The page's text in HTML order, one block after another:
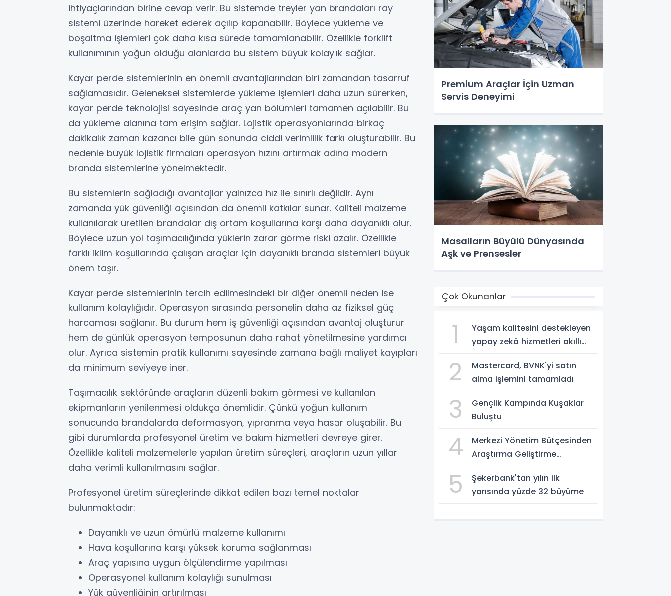
ihtiyaçlarından birine cevap verir. Bu sistemde treyler yan brandaları ray
sistemi üzerinde hareket ederek açılıp kapanabilir. Böylece yükleme ve
boşaltma işlemleri çok daha kısa sürede tamamlanabilir. Özellikle forklift
kullanımının yoğun olduğu alanlarda bu sistem büyük kolaylık sağlar.
Kayar perde sistemlerinin en önemli avantajlarından biri zamandan tasarruf
sağlamasıdır. Geleneksel sistemlerde yükleme işlemleri daha uzun sürerken,
kayar perde teknolojisi sayesinde araç yan bölümleri tamamen açılabilir. Bu
da yükleme alanına tam erişim sağlar. Lojistik operasyonlarında birkaç
dakikalık zaman kazancı bile gün sonunda ciddi verimlilik farkı oluşturabilir. Bu
nedenle büyük lojistik firmaları operasyon hızını artırmak adına modern
branda sistemlerine yönelmektedir.
Bu sistemlerin sağladığı avantajlar yalnızca hız ile sınırlı değildir. Aynı
zamanda yük güvenliği açısından da önemli katkılar sunar. Kaliteli malzeme
kullanılarak üretilen brandalar dış ortam koşullarına karşı daha dayanıklı olur.
Böylece uzun yol taşımacılığında yüklerin zarar görme riski azalır. Özellikle
farklı iklim koşullarında çalışan araçlar için dayanıklı branda sistemleri büyük
önem taşır.
Kayar perde sistemlerinin tercih edilmesindeki bir diğer önemli neden ise
kullanım kolaylığıdır. Operasyon sırasında personelin daha az fiziksel güç
harcaması sağlanır. Bu durum hem iş güvenliği açısından avantaj oluşturur
hem de günlük operasyon temposunun daha rahat yönetilmesine yardımcı
olur. Ayrıca sistemin pratik kullanımı sayesinde zamana bağlı maliyet kayıpları
da minimum seviyeye iner.
Taşımacılık sektöründe araçların düzenli bakım görmesi ve kullanılan
ekipmanların yenilenmesi oldukça önemlidir. Çünkü yoğun kullanım
sonucunda brandalarda deformasyon, yıpranma veya hasar oluşabilir. Bu
gibi durumlarda profesyonel üretim ve bakım hizmetleri devreye girer.
Özellikle kaliteli malzemelerle yapılan üretim süreçleri, araçların uzun yıllar
daha verimli kullanılmasını sağlar.
Profesyonel üretim süreçlerinde dikkat edilen bazı temel noktalar
bulunmaktadır:
Dayanıklı ve uzun ömürlü malzeme kullanımı
Hava koşullarına karşı yüksek koruma sağlanması
Araç yapısına uygun ölçülendirme yapılması
Operasyonel kullanım kolaylığı sunulması
Yük güvenliğinin artırılması
Premium Araçlar İçin Uzman
Servis Deneyimi
Masalların Büyülü Dünyasında
Aşk ve Prensesler
Çok Okunanlar
1
Yaşam kalitesini destekleyen
yapay zekâ hizmetleri akıllı
altyapı kadar önemli
2
Mastercard, BVNK'yi satın
alma işlemini tamamladı
3
Gençlik Kampında Kuşaklar
Buluştu
4
Merkezi Yönetim Bütçesinden
Araştırma Geliştirme
ve Harcamalar, 2026
5
Şekerbank'tan yılın ilk
yarısında yüzde 32 büyüme